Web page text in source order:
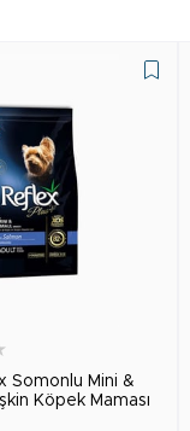
Somonlu Mini &
Köpek Maması